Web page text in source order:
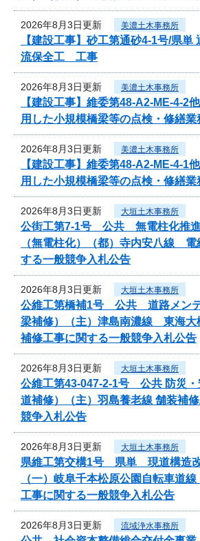
2026年8月3日更新 美濃土木事務所
【建設工事】砂工第通砂4-1号/県
流保全工 工事
2026年8月3日更新 美濃土木事務所
【建設工事】維委第48-A2-ME-4-2
用した小規模橋梁等の点検・修繕業
2026年8月3日更新 美濃土木事務所
【建設工事】維委第48-A2-ME-4-1
用した小規模橋梁等の点検・修繕業
2026年8月3日更新 大垣土木事務所
公街工第7-1号 公共 無電柱化推
（無電柱化）（都）寺内安八線 電
する一般競争入札公告
2026年8月3日更新 大垣土木事務所
公維工第橋補1号 公共 道路メン
梁補修）（主）津島南濃線 東海
補修工事に関する一般競争入札公告
2026年8月3日更新 大垣土木事務所
公維工第43-047-2-1号 公共 防災・
道補修）（主）羽島養老線 舗装補
競争入札公告
2026年8月3日更新 大垣土木事務所
県維工第交構1号 県単 現道構造改
（一）岐阜千本松原公園自転車道
工事に関する一般競争入札公告
2026年8月3日更新 流域浄水事務所